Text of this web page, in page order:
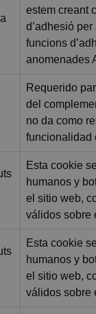
estem creant
d’adhesió
funcions
anomenades
Requerido
del
no da como
funcionalidad
Esta cookie
humanos y
el sitio web,
válidos sobre
Esta cookie
humanos y
el sitio web,
válidos sobre